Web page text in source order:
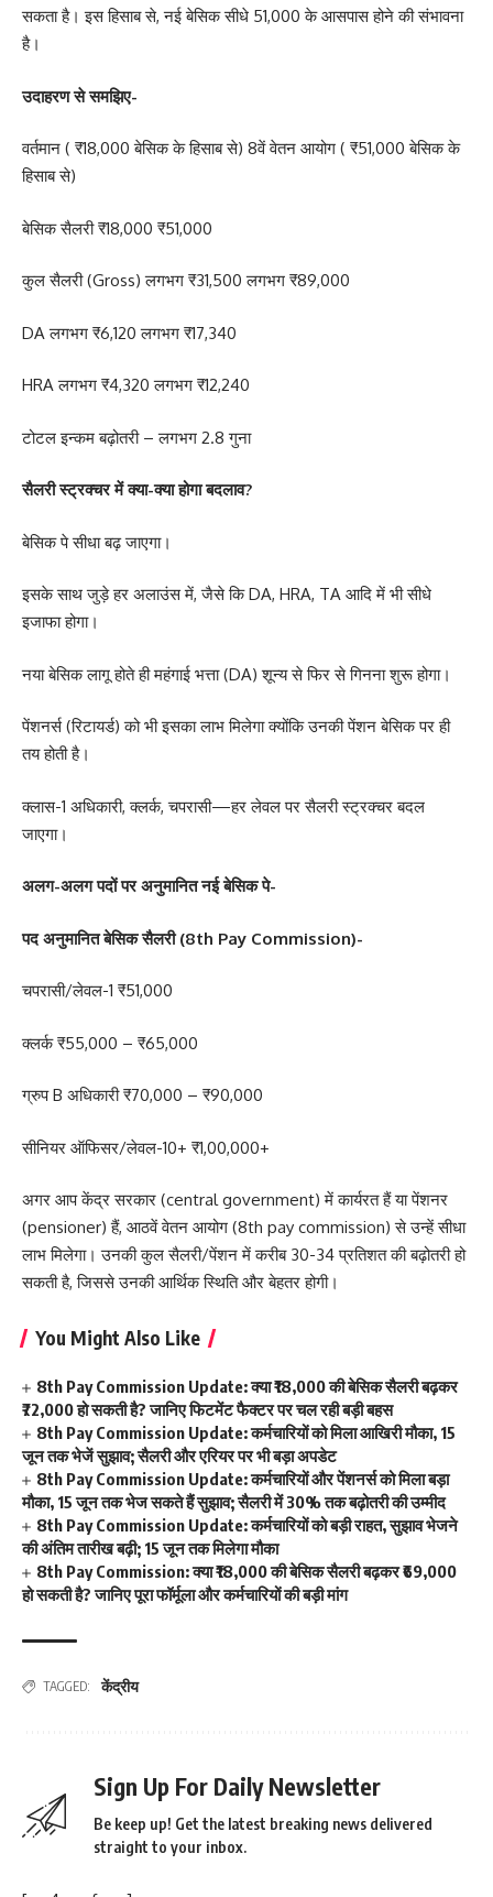
सकता है। इस हिसाब से, नई बेसिक सीधे 51,000 के आसपास होने की संभावना
है।
उदाहरण से समझिए-
वर्तमान ( ₹18,000 बेसिक के हिसाब से) 8वें वेतन आयोग ( ₹51,000 बेसिक के
हिसाब से)
बेसिक सैलरी ₹18,000 ₹51,000
कुल सैलरी (Gross) लगभग ₹31,500 लगभग ₹89,000
DA लगभग ₹6,120 लगभग ₹17,340
HRA लगभग ₹4,320 लगभग ₹12,240
टोटल इन्कम बढ़ोतरी – लगभग 2.8 गुना
सैलरी स्ट्रक्चर में क्या-क्या होगा बदलाव?
बेसिक पे सीधा बढ़ जाएगा।
इसके साथ जुड़े हर अलाउंस में, जैसे कि DA, HRA, TA आदि में भी सीधे
इजाफा होगा।
नया बेसिक लागू होते ही महंगाई भत्ता (DA) शून्य से फिर से गिनना शुरू होगा।
पेंशनर्स (रिटायर्ड) को भी इसका लाभ मिलेगा क्योंकि उनकी पेंशन बेसिक पर ही
तय होती है।
क्लास-1 अधिकारी, क्लर्क, चपरासी—हर लेवल पर सैलरी स्ट्रक्चर बदल
जाएगा।
अलग-अलग पदों पर अनुमानित नई बेसिक पे-
पद अनुमानित बेसिक सैलरी (8th Pay Commission)-
चपरासी/लेवल-1 ₹51,000
क्लर्क ₹55,000 – ₹65,000
ग्रुप B अधिकारी ₹70,000 – ₹90,000
सीनियर ऑफिसर/लेवल-10+ ₹1,00,000+
अगर आप केंद्र सरकार (central government) में कार्यरत हैं या पेंशनर
(pensioner) हैं, आठवें वेतन आयोग (8th pay commission) से उन्हें सीधा
लाभ मिलेगा। उनकी कुल सैलरी/पेंशन में करीब 30-34 प्रतिशत की बढ़ोतरी हो
सकती है, जिससे उनकी आर्थिक स्थिति और बेहतर होगी।
You Might Also Like
8th Pay Commission Update: क्या ₹18,000 की बेसिक सैलरी बढ़कर
₹72,000 हो सकती है? जानिए फिटमेंट फैक्टर पर चल रही बड़ी बहस
8th Pay Commission Update: कर्मचारियों को मिला आखिरी मौका, 15
जून तक भेजें सुझाव; सैलरी और एरियर पर भी बड़ा अपडेट
8th Pay Commission Update: कर्मचारियों और पेंशनर्स को मिला बड़ा
मौका, 15 जून तक भेज सकते हैं सुझाव; सैलरी में 30% तक बढ़ोतरी की उम्मीद
8th Pay Commission Update: कर्मचारियों को बड़ी राहत, सुझाव भेजने
की अंतिम तारीख बढ़ी; 15 जून तक मिलेगा मौका
8th Pay Commission: क्या ₹18,000 की बेसिक सैलरी बढ़कर ₹69,000
हो सकती है? जानिए पूरा फॉर्मूला और कर्मचारियों की बड़ी मांग
TAGGED: केंद्रीय
Sign Up For Daily Newsletter
Be keep up! Get the latest breaking news delivered
straight to your inbox.